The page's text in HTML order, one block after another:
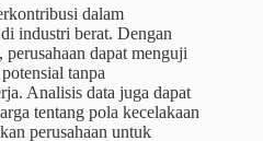
dalam
industri berat. Dengan
dapat menguji
tanpa
Analisis data juga dapat
tentang pola kecelakaan
perusahaan untuk